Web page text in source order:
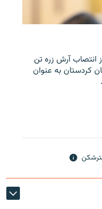
آرش زره تن
کردستان به عنوان